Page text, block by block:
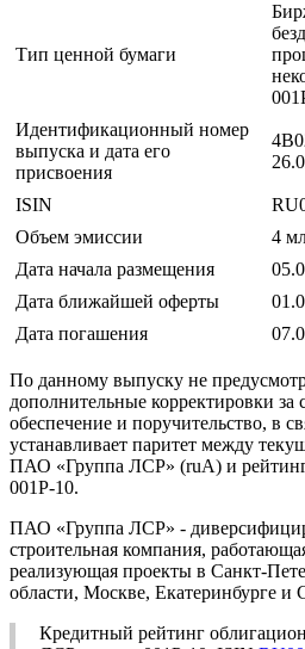
Тип ценной бумаги
Идентификационный номер
выпуска и дата его
присвоения
ISIN
Объем эмиссии
4
Дата начала размещения
Дата ближайшей оферты
Дата погашения
По данному выпуску не
дополнительные корректировки
обеспечение и поручительство, в
устанавливает паритет между
ПАО «Группа ЛСР» (ruA) и
001P-10.
ПАО «Группа ЛСР» -
строительная компания,
реализующая проекты в Санкт-
области, Москве, Екатеринбурге и
Кредитный рейтинг